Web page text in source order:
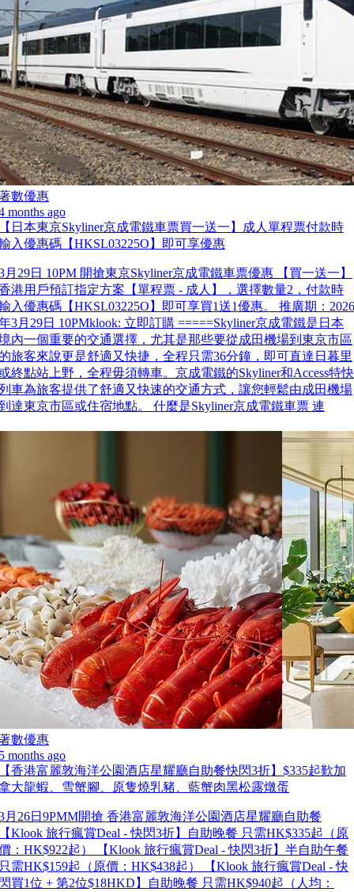
數優惠
months ago
日本東京Skyliner京成電鐵車票買一送一】成人單程票付款時
入優惠碼【HKSL03225O】即可享優惠
月29日 10PM 開搶東京Skyliner京成電鐵車票優惠 【買一送一】
港用戶預訂指定方案【單程票 - 成人】，選擇數量2，付款時
入優惠碼【HKSL03225O】即可享買1送1優惠。 推廣期：2026
3月29日 10PMklook: 立即訂購 =====Skyliner京成電鐵是日本
內一個重要的交通選擇，尤其是那些要從成田機場到東京市區
旅客來說更是舒適又快捷，全程只需36分鐘，即可直達日暮里
終點站上野，全程毋須轉車。京成電鐵的Skyliner和Access特快
車為旅客提供了舒適又快速的交通方式，讓您輕鬆由成田機場
達東京市區或住宿地點。 什麼是Skyliner京成電鐵車票 連
數優惠
months ago
香港富麗敦海洋公園酒店星耀廳自助餐快閃3折】$335起歎加
大龍蝦、雪蟹腳、原隻燒乳豬、藍蟹肉黑松露燉蛋
月26日9PMM開搶 香港富麗敦海洋公園酒店星耀廳自助餐
Klook 旅行瘋賞Deal - 快閃3折】自助晚餐 只需HK$335起（原
：HK$922起） 【Klook 旅行瘋賞Deal - 快閃3折】半自助午餐
需HK$159起（原價：HK$438起） 【Klook 旅行瘋賞Deal - 快
買1位 + 第2位$18HKD】自助晚餐 只需HK$940起（人均：